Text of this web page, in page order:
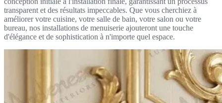
transparent et des résultats impeccables. Que vous cherchiez à
améliorer votre cuisine, votre salle de bain, votre salon ou votre
bureau, nos installations de menuiserie ajouteront une touche
d'élégance et de sophistication à n'importe quel espace.